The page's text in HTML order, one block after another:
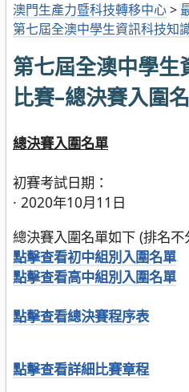
澳門生產力暨科技轉移中心>
第七屆全澳中學生資訊科技知
第七屆全澳中學生
比賽–總決賽入圍
總決賽入圍名單
初賽考試日期：
· 2020年10月11日
總決賽入圍名單如下 (排名不
點擊查看初中組別入圍名單
點擊查看高中組別入圍名單
點擊查看總決賽程序表
點擊查看詳細比賽章程